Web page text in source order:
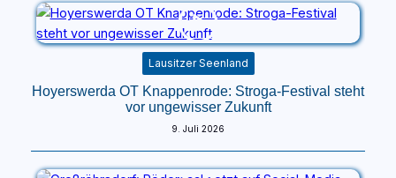
Lausitzer Seenland
Hoyerswerda OT Knappenrode: Stroga-Festival steht
vor ungewisser Zukunft
9. Juli 2026